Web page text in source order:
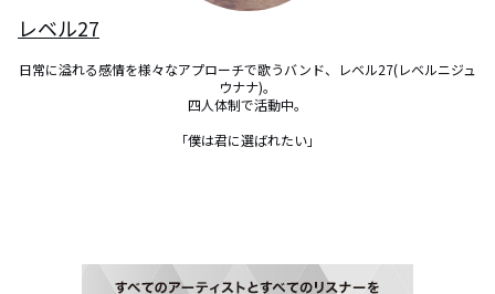
レベル27
日常に溢れる感情を様々なアプローチで歌うバンド、レベル27(レベルニジュ
ウナナ)。
四人体制で活動中。
「僕は君に選ばれたい」